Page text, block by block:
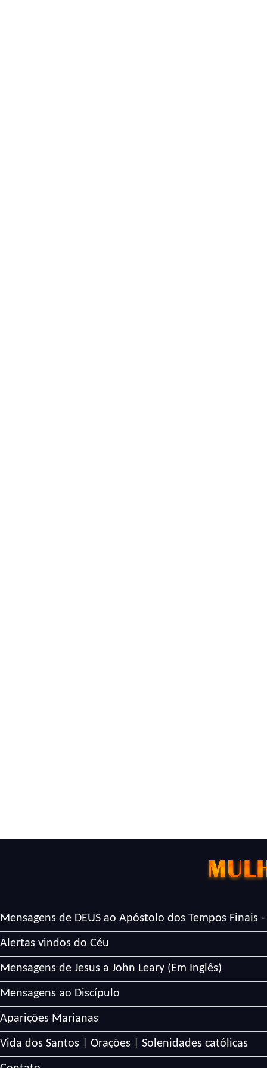
Mensagens de DEUS ao Apóstolo dos Tempos Finais -
Alertas vindos do Céu
Mensagens de Jesus a John Leary (Em Inglês)
Mensagens ao Discípulo
Aparições Marianas
Vida dos Santos | Orações | Solenidades católicas